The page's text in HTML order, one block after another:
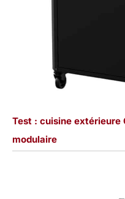
Test : cuisine extérieure
modulaire